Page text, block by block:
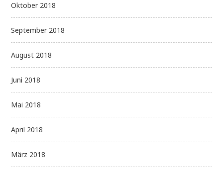
Oktober 2018
September 2018
August 2018
Juni 2018
Mai 2018
April 2018
März 2018